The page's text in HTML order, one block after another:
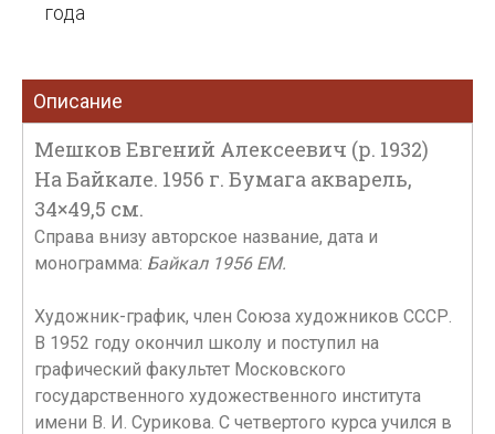
года
Описание
Мешков Евгений Алексеевич (р. 1932)
На Байкале. 1956 г. Бумага акварель,
34×49,5 см.
Справа внизу авторское название, дата и
монограмма: Байкал 1956 ЕМ.
Художник-график, член Союза художников СССР.
В 1952 году окончил школу и поступил на
графический факультет Московского
государственного художественного института
имени В. И. Сурикова. С четвертого курса учился в